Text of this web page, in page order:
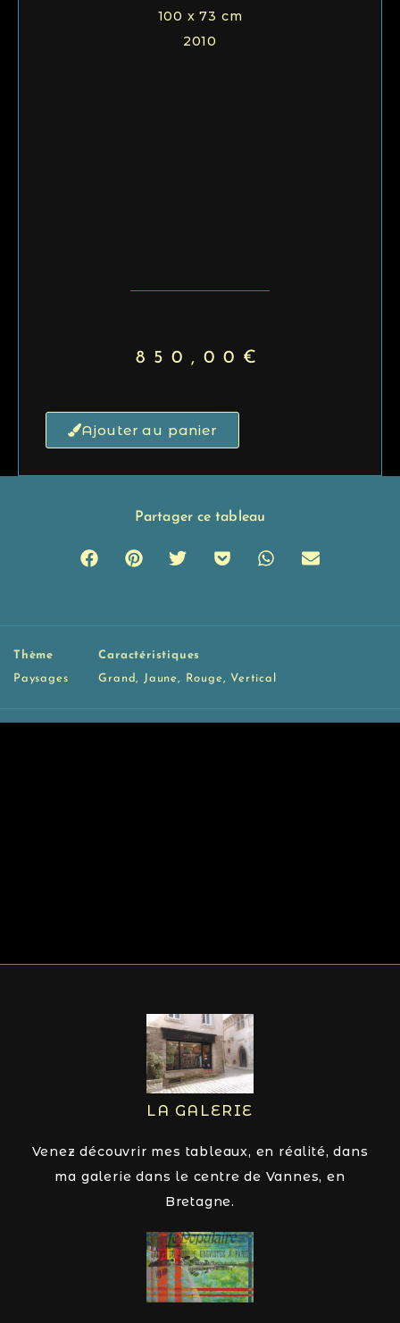
100 x 73 cm
2010
850,00 €
Ajouter au panier
Partager ce tableau
Thème
Paysages
Caractéristiques
Grand
Jaune Rouge Vertical
LA GALERIE
Venez découvrir mes tableaux, en réalité, dans
ma galerie dans le centre de Vannes, en
Bretagne.